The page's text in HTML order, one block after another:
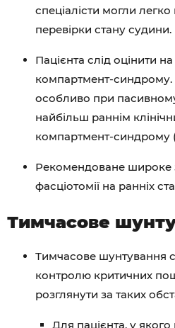
спеціалісти могли
перевірки стану судини.
Пацієнта слід оцінити
компартмент-синдрому.
особливо при пасивному
найбільш раннім
компартмент-синдрому
Рекомендоване широке
фасціотомії на ранніх
Тимчасове
Тимчасове шунтування
контролю критичних
розглянути за таких
Для пацієнта, у